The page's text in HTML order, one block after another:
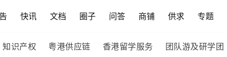
快讯 文档 圈子 问答 商铺 供求 专题
知识产权 粤港供应链 香港留学服务 团队游及研学团